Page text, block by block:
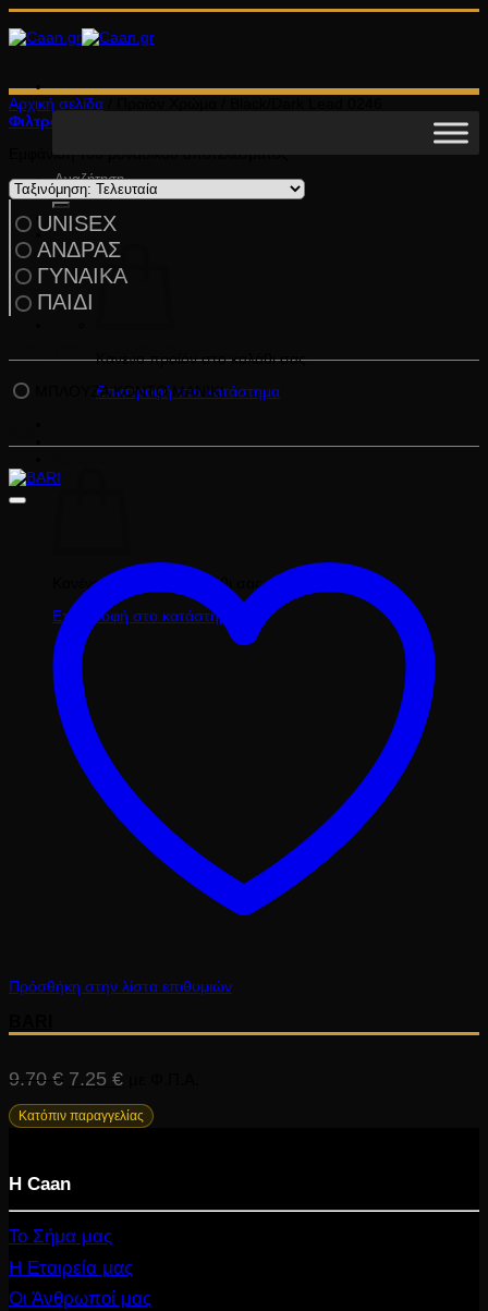
Μετάβαση
στο
περιεχόμενο
Αναζήτηση
για:
Κανένα προϊόν στο καλάθι σας.
Επιστροφή στο κατάστημα
Κανένα προϊόν στο καλάθι σας.
Επιστροφή στο κατάστημα
Αρχική σελίδα
Φιλτράρισμα
Εμφάνιση του μοναδικού αποτελέσματος
UNISEX
ΑΝΔΡΑΣ
ΓΥΝΑΙΚΑ
ΠΑΙΔΙ
ΜΠΛΟΥΖΑ ΚΟΝΤΟ ΜΑΝΙΚΙ
Πρόσθήκη στην λίστα επιθυμιών
9.70 € Original
price
9.70 €.
7.25 €Η
τρέχουσα
Κατόπιν παραγγελίας
Η Caan
Το Σήμα μας
Η Εταιρεία μας
Οι Άνθρωποί μας